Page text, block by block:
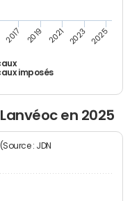
imposés
2017 2019 2021 2023 2025
en 2025
: JDN